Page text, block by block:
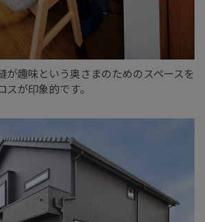
が趣味という奥さまのためのスペースを
が印象的です。